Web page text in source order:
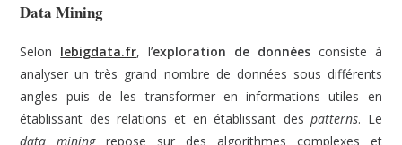
Data Mining
Selon lebigdata.fr, l’exploration de donnéesconsiste à
analyser un très grand nombre de données sous différents
angles puis de les transformer en informations utiles en
établissant des relations et en établissant despatterns. Le
data miningrepose sur des algorithmes complexes et